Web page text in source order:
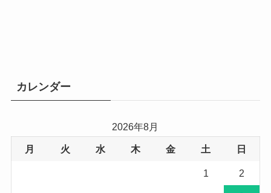
カレンダー
2026年8月
月 火 水 木 金 土 日
1 2